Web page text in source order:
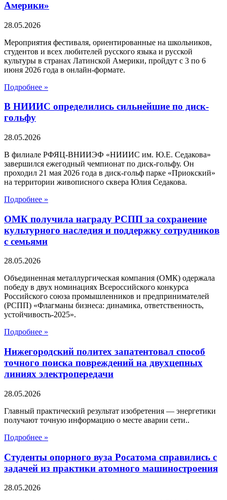
Америки»
28.05.2026
Мероприятия фестиваля, ориентированные на школьников,
студентов и всех любителей русского языка и русской
культуры в странах Латинской Америки, пройдут с 3 по 6
июня 2026 года в онлайн-формате.
Подробнее »
В НИИИС определились сильнейшие по диск-
гольфу
28.05.2026
В филиале РФЯЦ-ВНИИЭФ «НИИИС им. Ю.Е. Седакова»
завершился ежегодный чемпионат по диск-гольфу. Он
проходил 21 мая 2026 года в диск-гольф парке «Приокский»
на территории живописного сквера Юлия Седакова.
Подробнее »
ОМК получила награду РСПП за сохранение
культурного наследия и поддержку сотрудников
с семьями
28.05.2026
Объединенная металлургическая компания (ОМК) одержала
победу в двух номинациях Всероссийского конкурса
Российского союза промышленников и предпринимателей
(РСПП) «Флагманы бизнеса: динамика, ответственность,
устойчивость-2025».
Подробнее »
Нижегородский политех запатентовал способ
точного поиска повреждений на двухцепных
линиях электропередачи
28.05.2026
Главный практический результат изобретения — энергетики
получают точную информацию о месте аварии сети..
Подробнее »
Студенты опорного вуза Росатома справились с
задачей из практики атомного машиностроения
28.05.2026